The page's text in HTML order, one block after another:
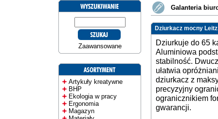
Zaawansowane
Artykuły kreatywne
BHP
Ekologia w pracy
Ergonomia
Magazyn
Galanteria
Dziurkacz mocny
Dziurkuje do 65
Aluminiowa
stabilność.
ułatwia
dziurkacz z
precyzyjny
ogranicznikiem
gwarancji.